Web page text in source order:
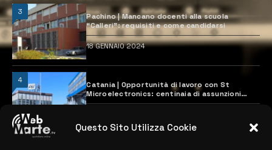
Questo Sito Utilizza Cookie
3
Pachino | Mancano docenti alla scuola
“Calleri”: requisiti e come candidarsi
18 GENNAIO 2024
4
Catania | Opportunità di lavoro con St
Microelectronics: centinaia di assunzioni
previste